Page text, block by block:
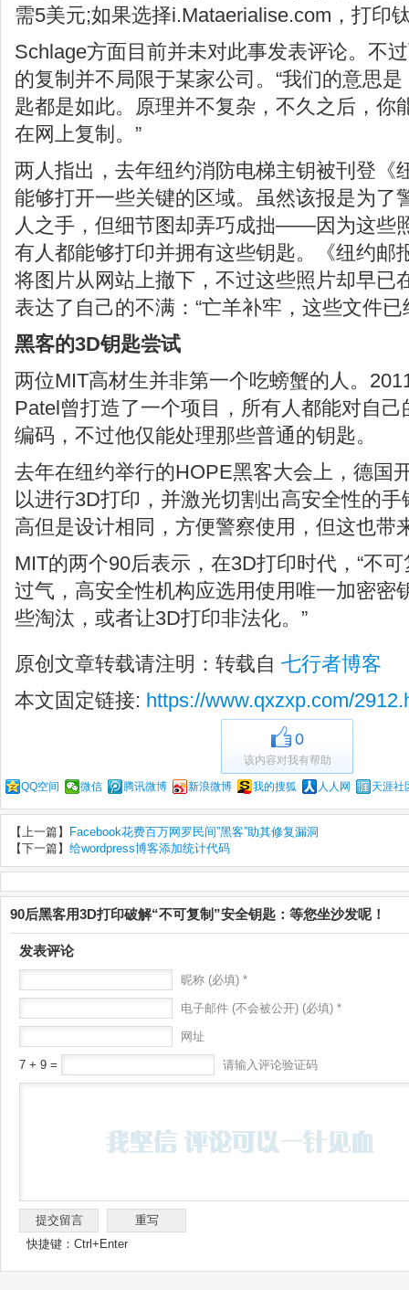
需5美元;如果选择i.Mataerialise.com，打印
Schlage方面目前并未对此事发表评论。不
的复制并不局限于某家公司。“我们的意思
匙都是如此。原理并不复杂，不久之后，你
在网上复制。”
两人指出，去年纽约消防电梯主钥被刊登《
能够打开一些关键的区域。虽然该报是为了
人之手，但细节图却弄巧成拙——因为这些
有人都能够打印并拥有这些钥匙。《纽约邮
将图片从网站上撤下，不过这些照片却早已
表达了自己的不满：“亡羊补牢，这些文件已
黑客的3D钥匙尝试
两位MIT高材生并非第一个吃螃蟹的人。
Patel曾打造了一个项目，所有人都能对自
编码，不过他仅能处理那些普通的钥匙。
去年在纽约举行的HOPE黑客大会上，德国
以进行3D打印，并激光切割出高安全性的
高但是设计相同，方便警察使用，但这也带
MIT的两个90后表示，在3D打印时代，“不
过气，高安全性机构应选用使用唯一加密密
些淘汰，或者让3D打印非法化。”
原创文章转载请注明：转载自 七行者博客
本文固定链接: https://www.qxzxp.com/
0
该内容对我有帮助
QQ空间 微信 腾讯微博 新浪微博 我的搜狐 人人网 天涯社
【上一篇】
Facebook花费百万网罗民间”黑客”助其修复漏洞
【下一篇】 给wordpress博客添加统计代码
90后黑客用3D打印破解“不可复制”安全钥匙：等您坐沙发呢！
发表评论
昵称 (必填) *
电子邮件 (不会被公开) (必填) *
网址
7 + 9 = 请输入评论验证码
快捷键：Ctrl+Enter